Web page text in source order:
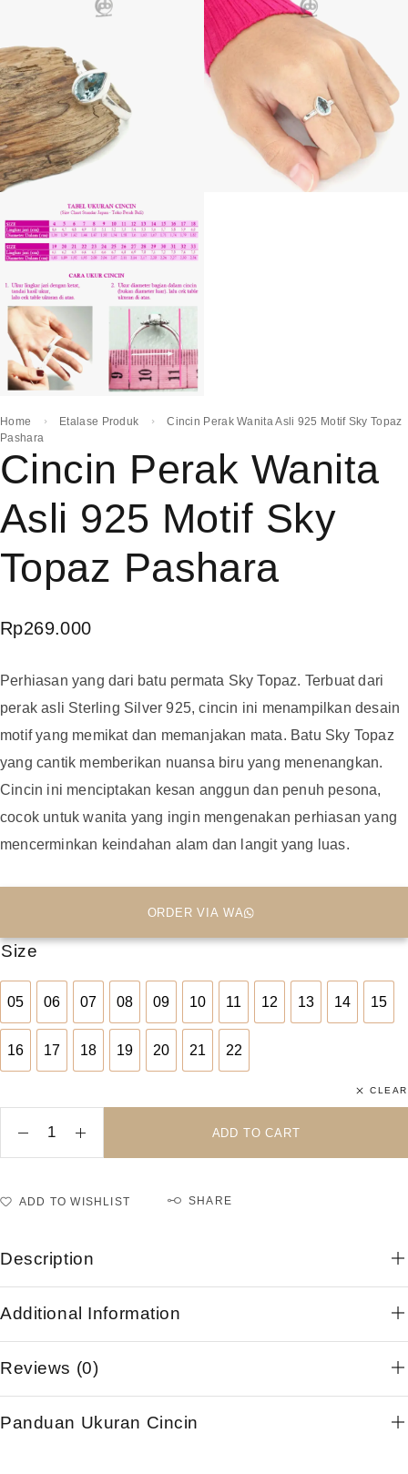
Home Etalase Produk
Cincin Perak Wanita Asli 925 Motif Sky Topaz
Pashara
Cincin Perak Wanita
Asli 925 Motif Sky
Topaz Pashara
Rp269.000
Perhiasan yang dari batu permata Sky Topaz. Terbuat dari
perak asli Sterling Silver 925, cincin ini menampilkan desain
motif yang memikat dan memanjakan mata. Batu Sky Topaz
yang cantik memberikan nuansa biru yang menenangkan.
Cincin ini menciptakan kesan anggun dan penuh pesona,
cocok untuk wanita yang ingin mengenakan perhiasan yang
mencerminkan keindahan alam dan langit yang luas.
ORDER VIA WA
Size
05
05
06
06
07
07
08
08
09
09
10
10
11
11
12
12
13
13
14
14
15
15
16
16
17
17
18
18
19
19
20
20
21
21
22
22
CLEAR
ADD TO CART
ADD TO WISHLIST SHARE
Description
Additional Information
Reviews (0)
Panduan Ukuran Cincin